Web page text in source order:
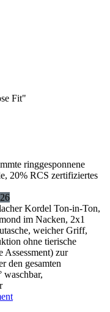
Fit"
ringgesponnene
20% RCS zertifiziertes
Kordel Ton-in-Ton,
im Nacken, 2x1
weicher Griff,
ohne tierische
zur
den gesamten
waschbar,